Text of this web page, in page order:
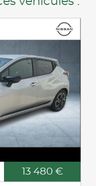
13 480 €